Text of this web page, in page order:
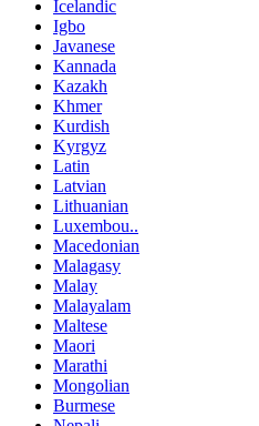
Icelandic
Igbo
Javanese
Kannada
Kazakh
Khmer
Kurdish
Kyrgyz
Latin
Latvian
Lithuanian
Luxembou..
Macedonian
Malagasy
Malay
Malayalam
Maltese
Maori
Marathi
Mongolian
Burmese